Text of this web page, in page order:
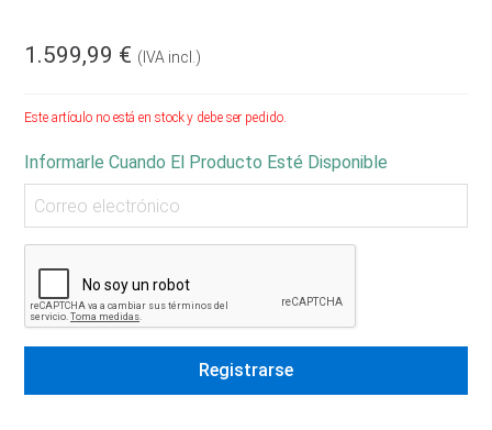
1.599,99 € (IVA incl.)
Este artículo no está en stock y debe ser pedido.
Informarle Cuando El Producto Esté Disponible